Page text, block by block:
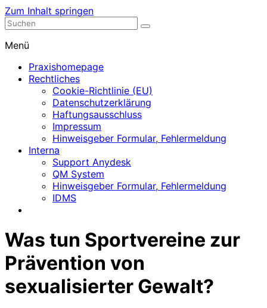
Zum Inhalt springen
Nephrologische Praxis mit Dialyse
Menü
Praxishomepage
Rechtliches
Cookie-Richtlinie (EU)
Datenschutzerklärung
Haftungsausschluss
Impressum
Hinweisgeber Formular, Fehlermeldung
Interna
Support Anydesk
QM System
Hinweisgeber Formular, Fehlermeldung
IDMS
Was tun Sportvereine zur
Prävention von
sexualisierter Gewalt?